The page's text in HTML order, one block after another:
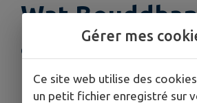
Wat
Cette fiche n'a pas encore été
Gérer mes
Ce site web utilise des
un petit fichier enregistré sur